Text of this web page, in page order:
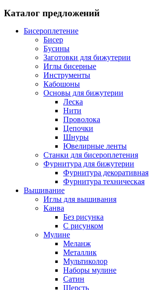
Каталог предложений
Бисероплетение
Бисер
Бусины
Заготовки для бижутерии
Иглы бисерные
Инструменты
Кабошоны
Основы для бижутерии
Леска
Нити
Проволока
Цепочки
Шнуры
Ювелирные ленты
Станки для бисероплетения
Фурнитура для бижутерии
Фурнитура декоративная
Фурнитура техническая
Вышивание
Иглы для вышивания
Канва
Без рисунка
С рисунком
Мулине
Меланж
Металлик
Мультиколор
Наборы мулине
Сатин
Шерсть